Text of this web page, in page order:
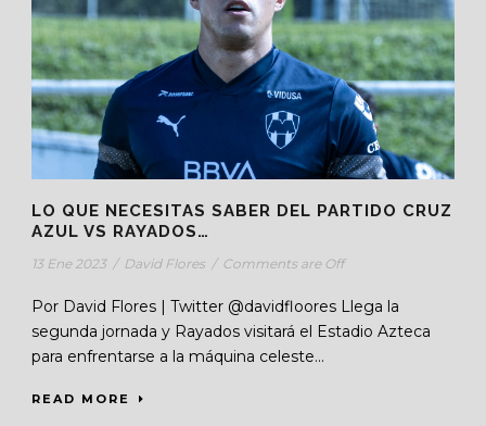
LO QUE NECESITAS SABER DEL PARTIDO CRUZ
AZUL VS RAYADOS…
13 Ene 2023 / David Flores / Comments are Off
Por David Flores | Twitter @davidfloores Llega la
segunda jornada y Rayados visitará el Estadio Azteca
para enfrentarse a la máquina celeste...
READ MORE